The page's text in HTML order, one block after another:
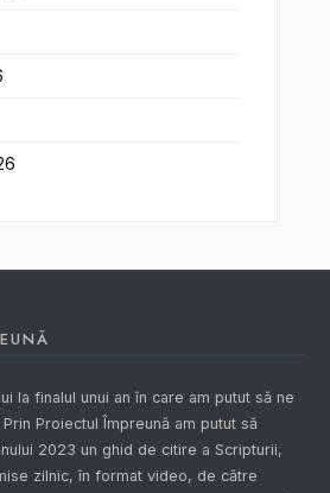
la finalul unui an în care am putut să ne
Proiectul Împreună am putut să
2023 un ghid de citire a Scripturii,
zilnic, în format video, de către